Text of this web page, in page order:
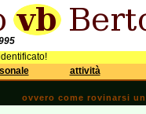
attività
ovvero come rovinarsi